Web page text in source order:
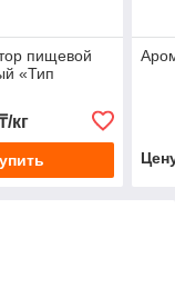
пищевой
«Тип
кг